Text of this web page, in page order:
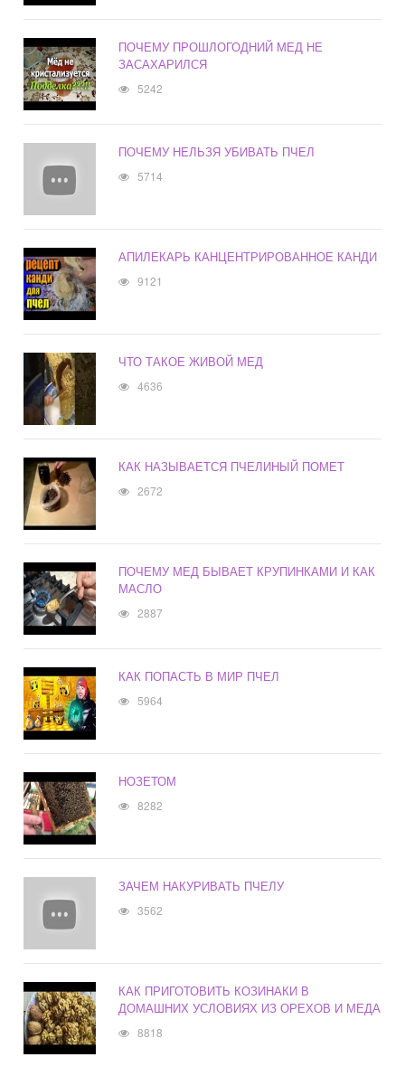
ПОЧЕМУ ПРОШЛОГОДНИЙ МЕД НЕ
ЗАСАХАРИЛСЯ
5242
ПОЧЕМУ НЕЛЬЗЯ УБИВАТЬ ПЧЕЛ
5714
АПИЛЕКАРЬ КАНЦЕНТРИРОВАННОЕ КАНДИ
9121
ЧТО ТАКОЕ ЖИВОЙ МЕД
4636
КАК НАЗЫВАЕТСЯ ПЧЕЛИНЫЙ ПОМЕТ
2672
ПОЧЕМУ МЕД БЫВАЕТ КРУПИНКАМИ И КАК
МАСЛО
2887
КАК ПОПАСТЬ В МИР ПЧЕЛ
5964
НОЗЕТОМ
8282
ЗАЧЕМ НАКУРИВАТЬ ПЧЕЛУ
3562
КАК ПРИГОТОВИТЬ КОЗИНАКИ В
ДОМАШНИХ УСЛОВИЯХ ИЗ ОРЕХОВ И МЕДА
8818